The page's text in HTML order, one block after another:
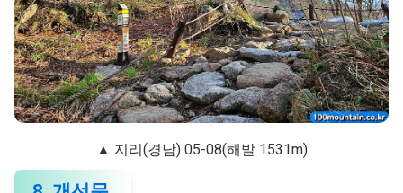
▲ 지리(경남) 05-08(해발 1531m)